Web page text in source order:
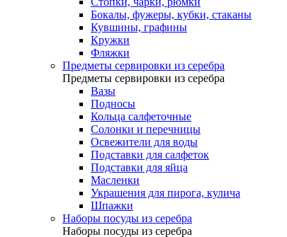
Бокалы, фужеры, кубки, стаканы
Кувшины, графины
Кружки
Фляжки
Предметы сервировки из серебра
Предметы сервировки из серебра
Вазы
Подносы
Кольца салфеточные
Солонки и перечницы
Освежители для воды
Подставки для салфеток
Подставки для яйца
Масленки
Украшения для пирога, кулича
Шпажки
Наборы посуды из серебра
Наборы посуды из серебра